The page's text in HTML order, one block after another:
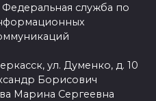
служба по
ул. Думенко, д. 10
Борисович
Марина Сергеевна